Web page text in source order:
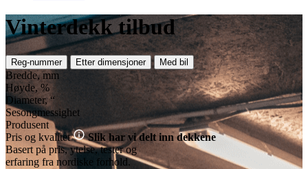
Vinterdekk tilbud
Reg-nummer Etter dimensjoner Med bil
Bredde, mm
Høyde, %
Diameter, “
Sesongmessighet
Produsent
Pris og kvalitet
Slik har vi delt inn dekkene
Basert på pris, ytelse, tester og
erfaring fra nordiske forhold.